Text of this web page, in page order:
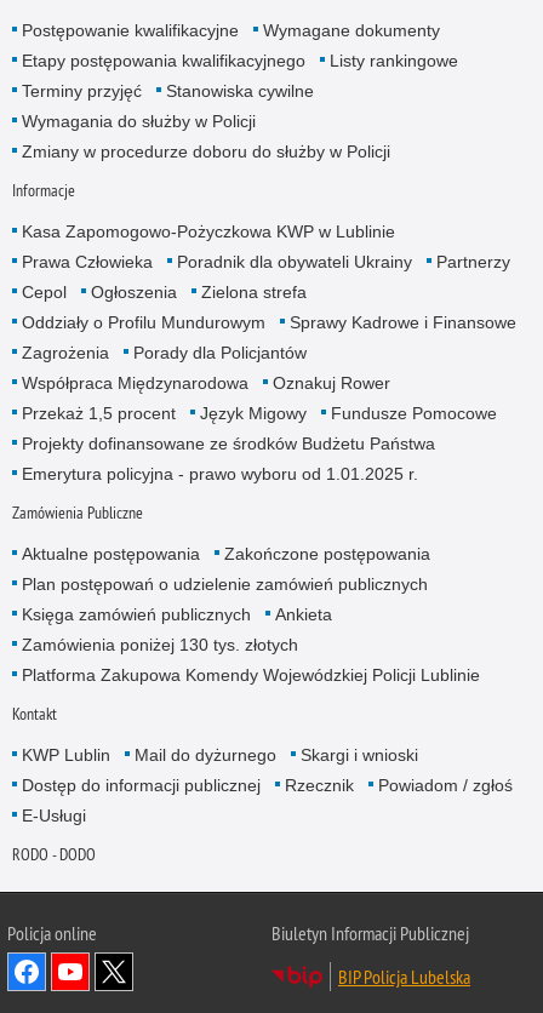
Postępowanie kwalifikacyjne
Wymagane dokumenty
Etapy postępowania kwalifikacyjnego
Listy rankingowe
Terminy przyjęć
Stanowiska cywilne
Wymagania do służby w Policji
Zmiany w procedurze doboru do służby w Policji
Informacje
Kasa Zapomogowo-Pożyczkowa KWP w Lublinie
Prawa Człowieka
Poradnik dla obywateli Ukrainy
Partnerzy
Cepol
Ogłoszenia
Zielona strefa
Oddziały o Profilu Mundurowym
Sprawy Kadrowe i Finansowe
Zagrożenia
Porady dla Policjantów
Współpraca Międzynarodowa
Oznakuj Rower
Przekaż 1,5 procent
Język Migowy
Fundusze Pomocowe
Projekty dofinansowane ze środków Budżetu Państwa
Emerytura policyjna - prawo wyboru od 1.01.2025 r.
Zamówienia Publiczne
Aktualne postępowania
Zakończone postępowania
Plan postępowań o udzielenie zamówień publicznych
Księga zamówień publicznych
Ankieta
Zamówienia poniżej 130 tys. złotych
Platforma Zakupowa Komendy Wojewódzkiej Policji Lublinie
Kontakt
KWP Lublin Mail do dyżurnego
Skargi i wnioski
Dostęp do informacji publicznej
Rzecznik
Powiadom / zgłoś
E-Usługi
RODO - DODO
Policja online
Biuletyn Informacji Publicznej
BIP Policja Lubelska